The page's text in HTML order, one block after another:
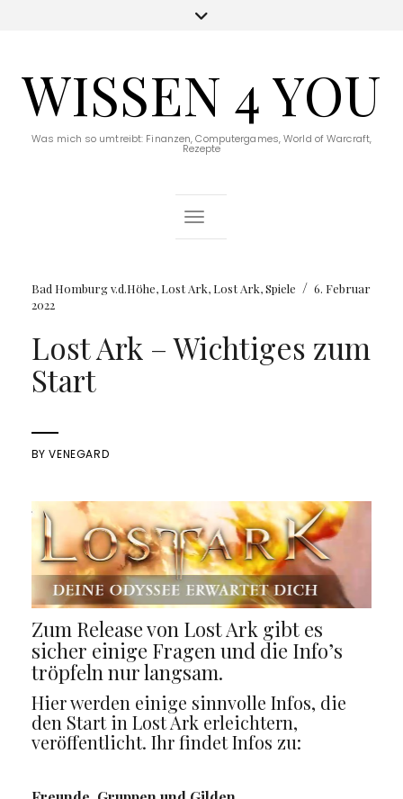
WISSEN 4 YOU
Was mich so umtreibt: Finanzen, Computergames, World of Warcraft,
Rezepte
Toggle Navigation
Bad Homburg v.d.Höhe, Lost Ark, Lost Ark,Spiele / 6. Februar
2022
Lost Ark – Wichtiges zum
Start
BYVENEGARD
Zum Release von Lost Ark gibt es
sicher einige Fragen und die Info’s
tröpfeln nur langsam.
Hier werden einige sinnvolle Infos, die
den Start in Lost Ark erleichtern,
veröffentlicht. Ihr findet Infos zu: